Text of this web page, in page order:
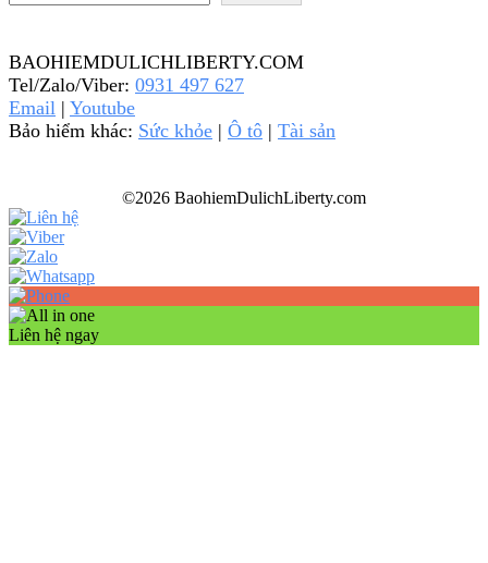
BAOHIEMDULICHLIBERTY.COM
Tel/Zalo/Viber: 0931 497 627
Email | Youtube
Bảo hiểm khác: Sức khỏe | Ô tô | Tài sản
©2026 BaohiemDulichLiberty.com
Liên hệ ngay